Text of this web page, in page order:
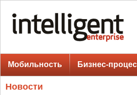
Мобильность Бизнес-
Новости